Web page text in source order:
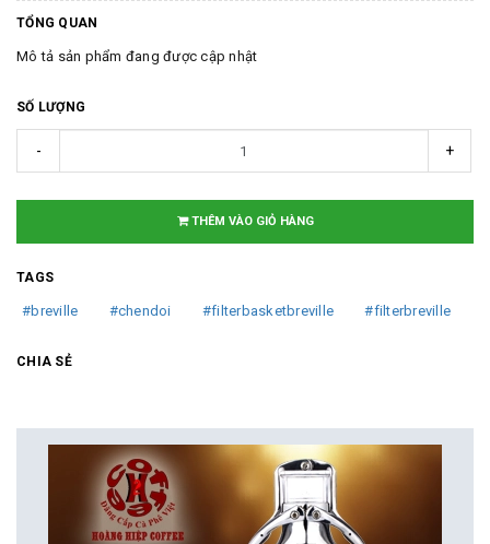
TỔNG QUAN
Mô tả sản phẩm đang được cập nhật
SỐ LƯỢNG
- +
THÊM VÀO GIỎ HÀNG
TAGS
#breville #chendoi #filterbasketbreville #filterbreville
CHIA SẺ